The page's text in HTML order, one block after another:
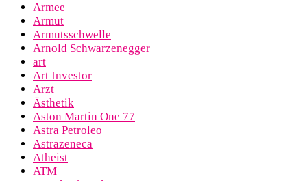
Armee
Armut
Armutsschwelle
Arnold Schwarzenegger
art
Art Investor
Arzt
Ästhetik
Aston Martin One 77
Astra Petroleo
Astrazeneca
Atheist
ATM